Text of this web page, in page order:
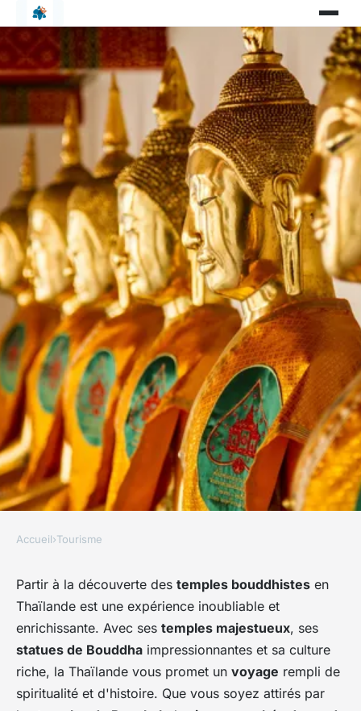
Comment organiser une visite
des temples bouddhistes en
Thaïlande?
Esteban• 27 juin 2024•6 min de lecture
Accueil›Tourisme
Partir à la découverte des temples bouddhistes en
Thaïlande est une expérience inoubliable et
enrichissante. Avec ses temples majestueux, ses
statues de Bouddha impressionnantes et sa culture
riche, la Thaïlande vous promet un voyage rempli de
spiritualité et d'histoire. Que vous soyez attirés par